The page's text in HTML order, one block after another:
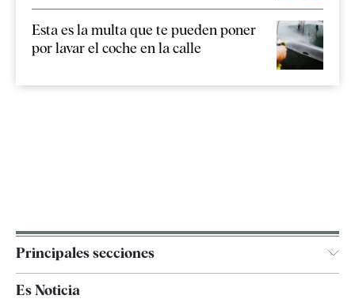
Esta es la multa que te pueden poner
por lavar el coche en la calle
Principales secciones
España
Es Noticia